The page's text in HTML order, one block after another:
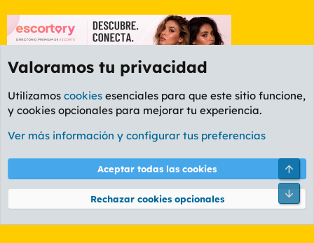
Foro General
Cookies
PL OLDSTYLE AMARILLO
Términos y reglas Política de privacidad Ayuda
Community platform by XenForo® © 2010-2026 XenForo Ltd.
Valoramos tu privacidad
Utilizamos cookies esenciales para que este sitio funcione,
y cookies opcionales para mejorar tu experiencia.
Ver más información y configurar tus preferencias
Aceptar todas las cookies
Rechazar cookies opcionales
Pie